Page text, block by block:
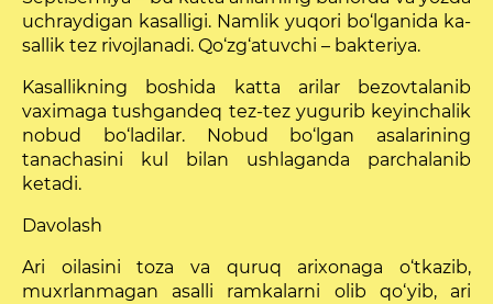
uchraydigan kasalligi. Namlik yuqori bo‘lganida ka­
sallik tez rivojlanadi. Qo‘zg‘atuvchi – bakteriya.
Kasallikning boshida katta arilar bezovtalanib
vaximaga tushgandeq tez-tez yugurib keyinchalik
nobud bo‘ladilar. Nobud bo‘lgan asalarining
tanachasini kul bilan ushlaganda parchalanib
ketadi.
Davolash
Ari oilasini toza va quruq arixonaga o‘tkazib,
muxrlanmagan asalli ramkalarni olib qo‘yib, ari